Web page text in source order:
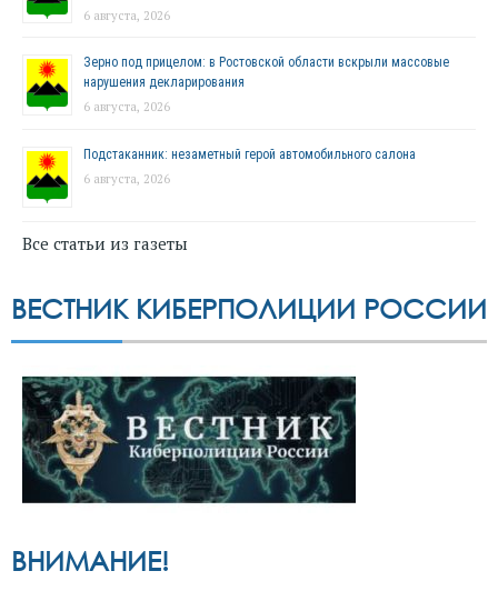
6 августа, 2026
Зерно под прицелом: в Ростовской области вскрыли массовые
нарушения декларирования
6 августа, 2026
Подстаканник: незаметный герой автомобильного салона
6 августа, 2026
Все статьи из газеты
ВЕСТНИК КИБЕРПОЛИЦИИ РОССИИ
ВНИМАНИЕ!